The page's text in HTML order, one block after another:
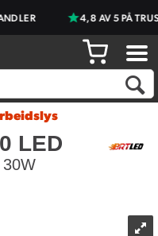
4,8 AV 5 PÅ
LED